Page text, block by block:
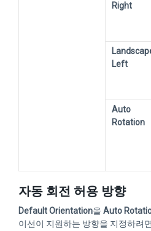
Right
Left
Auto
Rotation
자동 회전 허용 방향
Default Orientation을 Auto
이션이 지원하는 방향을 지정하려면